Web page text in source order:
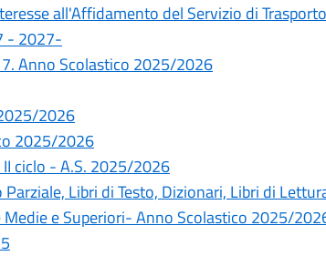
all'Affidamento del Servizio di
- 2027-
Anno Scolastico 2025/2026
2026
2025/2026
ciclo - A.S. 2025/2026
Libri di Testo, Dizionari, Libri di
e Superiori- Anno Scolastico 2025/